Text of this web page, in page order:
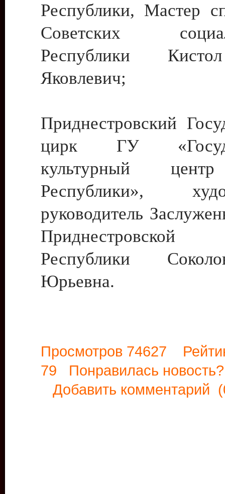
Республики, Мастер
Советских
Республики
Яковлевич;
Приднестровский
цирк ГУ
культурный
Республики»,
руководитель
Приднестровской
Республики
Юрьевна.
Просмотров 74627
79 Понравилась
Добавить комментарий